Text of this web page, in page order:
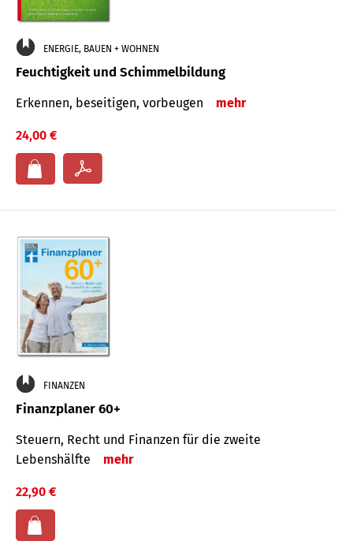
ENERGIE, BAUEN + WOHNEN
Feuchtigkeit und Schimmelbildung
Erkennen, beseitigen, vorbeugen mehr
24,00 €
FINANZEN
Finanzplaner 60+
Steuern, Recht und Finanzen für die zweite
Lebenshälfte
mehr
22,90 €